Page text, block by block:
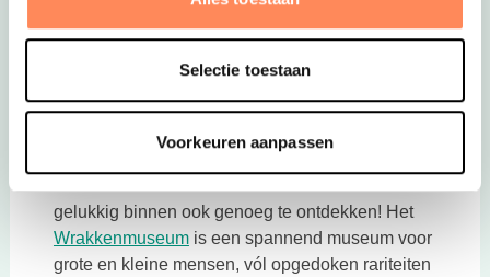
Selectie toestaan
Voorkeuren aanpassen
veel meer, bezoek bijvoorbeeld een leuk
museum!
gelukkig binnen ook genoeg te ontdekken! Het
WrakkenmuseumDeze link opent in een nieuwe tab
is een spannend museum voor
grote en kleine mensen, vól opgedoken rariteiten